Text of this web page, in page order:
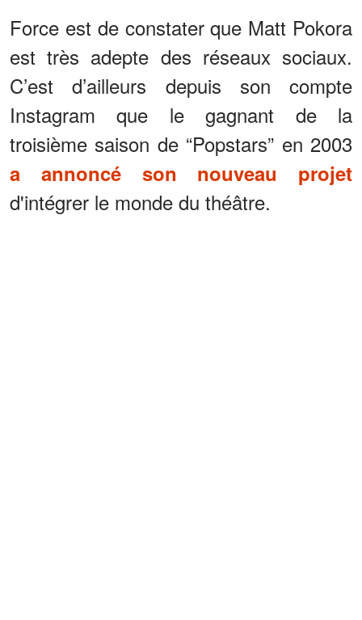
Force est de constater que Matt Pokora
est très adepte des réseaux sociaux.
C’est d’ailleurs depuis son compte
Instagram que le gagnant de la
troisième saison de “Popstars” en 2003
a annoncé son nouveau projet
d'intégrer le monde du théâtre.